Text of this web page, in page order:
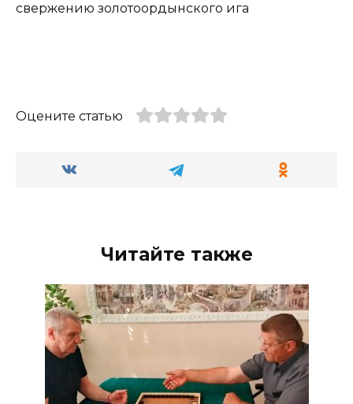
свержению золотоордынского ига
Оцените статью
Читайте также